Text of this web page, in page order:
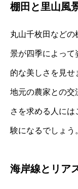
棚田と里山風
丸山千枚田など
景が四季によって
的な美しさを見せ
地元の農家との交
さを求める人に
験になるでしょう
海岸線とリア